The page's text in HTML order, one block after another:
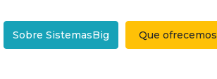
Sobre SistemasBig Que ofrecemos